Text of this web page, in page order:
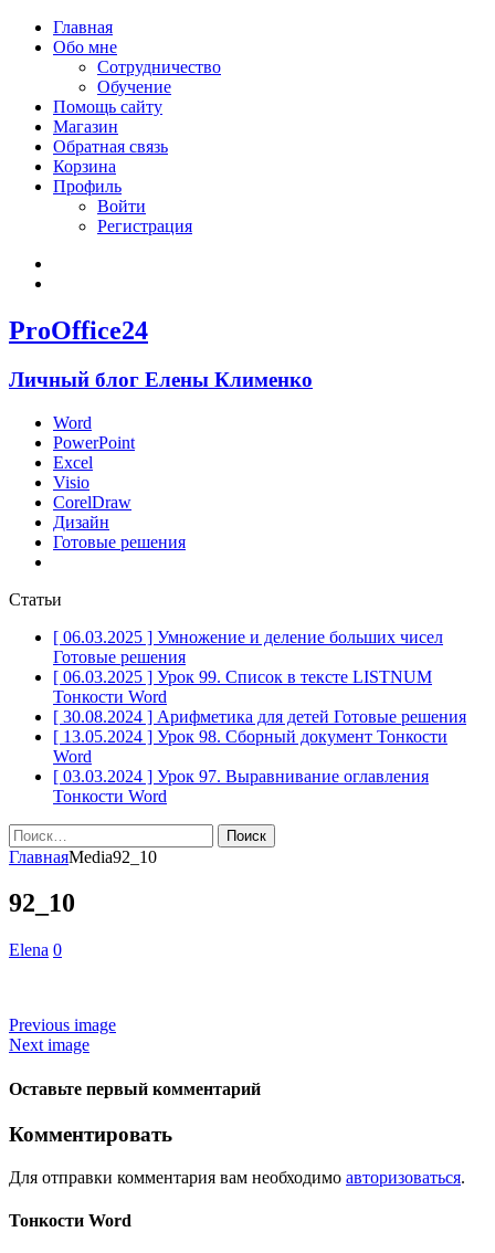
Главная
Обо мне
Сотрудничество
Обучение
Помощь сайту
Магазин
Обратная связь
Корзина
Профиль
Войти
Регистрация
ProOffice24
Личный блог Елены Клименко
Word
PowerPoint
Excel
Visio
CorelDraw
Дизайн
Готовые решения
Статьи
[ 06.03.2025 ] Умножение и деление больших чисел
Готовые решения
[ 06.03.2025 ] Урок 99. Список в тексте LISTNUM
Тонкости Word
[ 30.08.2024 ] Арифметика для детей Готовые решения
[ 13.05.2024 ] Урок 98. Сборный документ Тонкости
Word
[ 03.03.2024 ] Урок 97. Выравнивание оглавления
Тонкости Word
Найти:
ГлавнаяMedia92_10
92_10
Elena 0
Previous image
Next image
Оставьте первый комментарий
Комментировать
Для отправки комментария вам необходимо авторизоваться.
Тонкости Word